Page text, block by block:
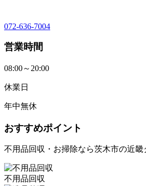
072-636-7004
営業時間
08:00～20:00
休業日
年中無休
おすすめポイント
不用品回収・お掃除なら茨木市の近畿
不用品回収